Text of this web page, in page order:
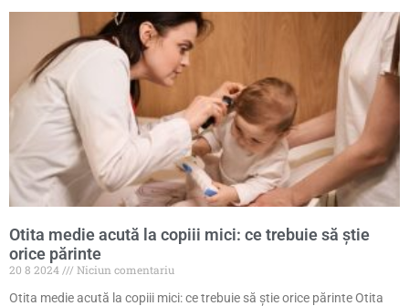
Otita medie acută la copiii mici: ce trebuie să ştie
orice părinte
20 8 2024
Niciun comentariu
Otita medie acută la copiii mici: ce trebuie să ştie orice părinte Otita